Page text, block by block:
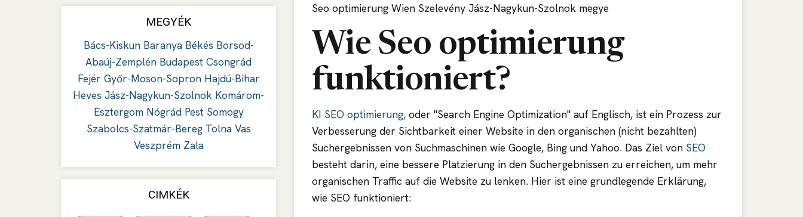
MEGYÉK
Bács-Kiskun Baranya Békés Borsod-
Abaúj-Zemplén Budapest Csongrád
Fejér Győr-Moson-Sopron Hajdú-Bihar
Heves Jász-Nagykun-Szolnok Komárom-
Esztergom Nógrád Pest Somogy
Szabolcs-Szatmár-Bereg Tolna Vas
Veszprém Zala
CIMKÉK
Seo optimierung Wien Szelevény Jász-Nagykun-Szolnok megye
Wie Seo optimierung
funktioniert?
KI SEO optimierung, oder "Search Engine Optimization" auf Englisch, ist ein Prozess zur
Verbesserung der Sichtbarkeit einer Website in den organischen (nicht bezahlten)
Suchergebnissen von Suchmaschinen wie Google, Bing und Yahoo. Das Ziel von SEO
besteht darin, eine bessere Platzierung in den Suchergebnissen zu erreichen, um mehr
organischen Traffic auf die Website zu lenken. Hier ist eine grundlegende Erklärung,
wie SEO funktioniert: